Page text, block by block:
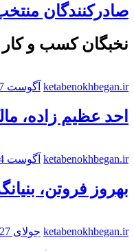
صادرکنندگان منتخب
نخبگان کسب و کار
ketabenokhbegan.ir آگوست 7, 2021
احد عظیم زاده،
ketabenokhbegan.ir آگوست 4, 2021
بهروز فروتن،
ketabenokhbegan.ir جولای 27, 2021